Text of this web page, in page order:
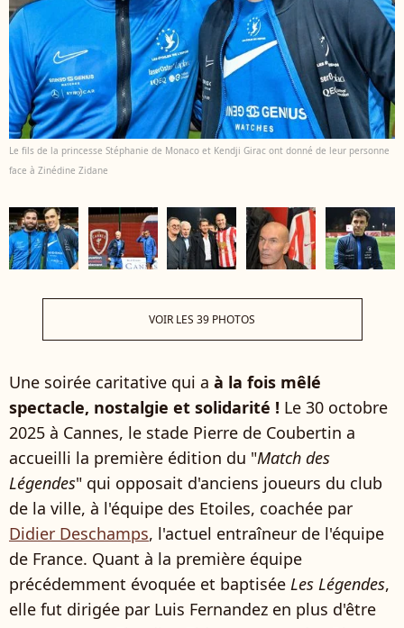
Le fils de la princesse Stéphanie de Monaco et Kendji Girac ont donné de leur personne
face à Zinédine Zidane
VOIR LES 39 PHOTOS
Une soirée caritative qui a à la fois mêlé
spectacle, nostalgie et solidarité ! Le 30 octobre
2025 à Cannes, le stade Pierre de Coubertin a
accueilli la première édition du "Match des
Légendes" qui opposait d'anciens joueurs du club
de la ville, à l'équipe des Etoiles, coachée par
Didier Deschamps, l'actuel entraîneur de l'équipe
de France. Quant à la première équipe
précédemment évoquée et baptisée Les Légendes,
elle fut dirigée par Luis Fernandez en plus d'être